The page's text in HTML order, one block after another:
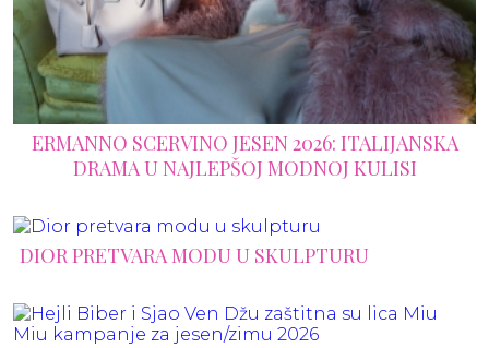
ERMANNO SCERVINO JESEN 2026: ITALIJANSKA
DRAMA U NAJLEPŠOJ MODNOJ KULISI
DIOR PRETVARA MODU U SKULPTURU